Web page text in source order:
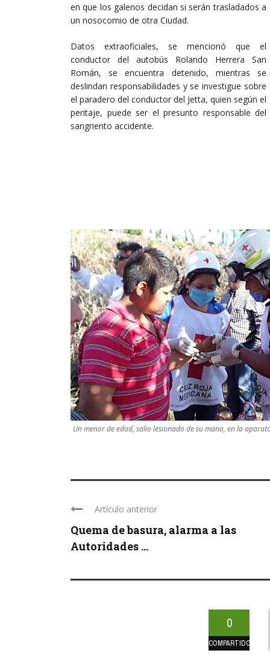
en que los galenos decidan si serán trasladados a
un nosocomio de otra Ciudad.
Un menor de edad, salio lesionado de su mano, en la
Datos extraoficiales, se mencionó que el
conductor del autobús Rolando Herrera San
Román, se encuentra detenido, mientras se
deslindan responsabilidades y se investigue sobre
el paradero del conductor del Jetta, quien según el
peritaje, puede ser el presunto responsable del
sangriento accidente.
Artículo anterior
Quema de basura, alarma a las
Autoridades ...
0
COMPARTIDOS